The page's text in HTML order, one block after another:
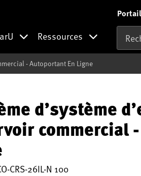
Ressources
- Autoportant En Ligne
d’système
commercial
CRS-26IL-N 100